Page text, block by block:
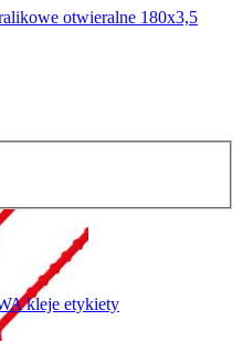
otwieralne 180x3,5
kleje etykiety